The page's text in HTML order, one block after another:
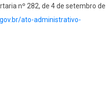
nº 282, de 4 de setembro de
ato-administrativo-